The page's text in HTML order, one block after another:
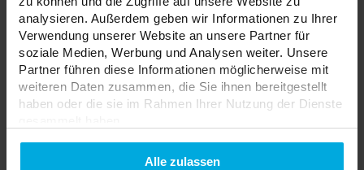
analysieren. Außerdem geben wir Informationen zu Ihrer
Verwendung unserer Website an unsere Partner für
soziale Medien, Werbung und Analysen weiter. Unsere
Partner führen diese Informationen möglicherweise mit
weiteren Daten zusammen, die Sie ihnen bereitgestellt
haben oder die sie im Rahmen Ihrer Nutzung der Dienste
DatenschutzerklarungAlle zulassen
Schutz vor Feuchtigkeit ohne Verlust der